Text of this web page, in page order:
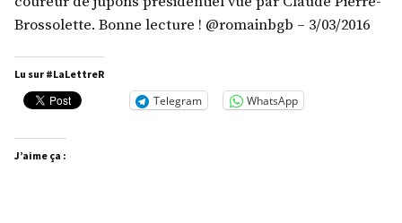
Brossolette. Bonne lecture ! @romainbgb – 3/03/2016
Lu sur #LaLettreR
Telegram WhatsApp
J’aime ça :